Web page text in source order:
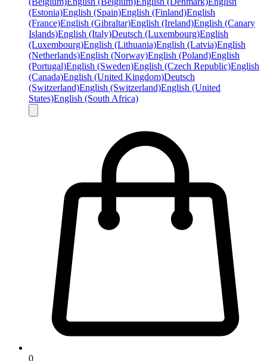
(Estonia)English (Spain)English (Finland)English
(France)English (Gibraltar)English (Ireland)English (Canary
Islands)English (Italy)Deutsch (Luxembourg)English
(Luxembourg)English (Lithuania)English (Latvia)English
(Netherlands)English (Norway)English (Poland)English
(Portugal)English (Sweden)English (Czech Republic)English
(Canada)English (United Kingdom)Deutsch
(Switzerland)English (Switzerland)English (United
States)English (South Africa)
0